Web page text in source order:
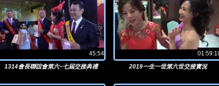
45:54
1314會長聯誼會第六~七屆交接典禮
2019一生一世第六世交接實況